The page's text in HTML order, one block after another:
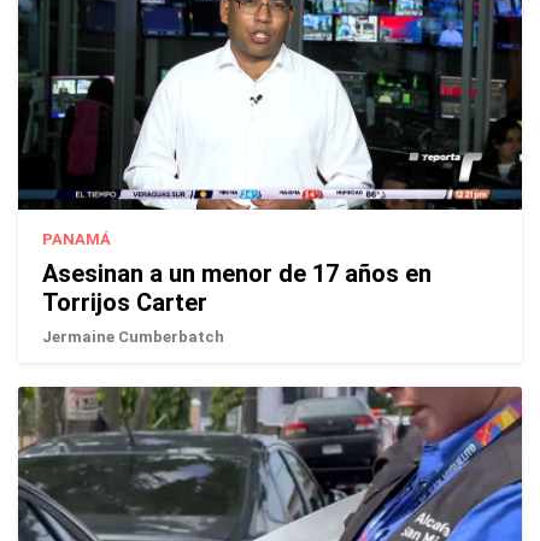
PANAMÁ
Asesinan a un menor de 17 años en
Torrijos Carter
Jermaine Cumberbatch